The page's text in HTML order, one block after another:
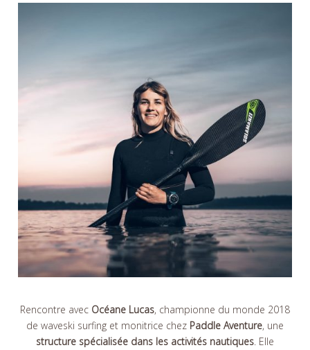
Rencontre avec Océane Lucas, championne du monde 2018
de waveski surfing et monitrice chez Paddle Aventure, une
structure spécialisée dans les activités nautiques. Elle